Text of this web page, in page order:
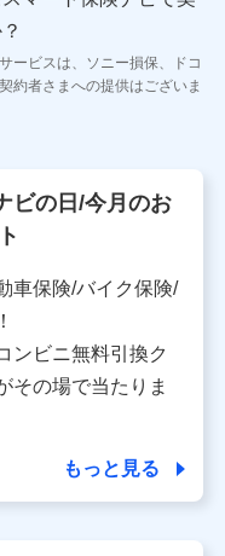
皆様に有用なお知らせ
容の正確な把握のため
絡先
形町2-14-10 アー
ービスは、ソニー損保、ドコ
約者さまへの提供はございま
ビの日/今月のお
車保険/バイク保険/
ンビニ無料引換ク
その場で当たりま
もっと見る